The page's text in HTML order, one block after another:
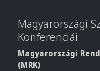
Magyarországi
Konferenciái:
Magyarországi
(MRK)